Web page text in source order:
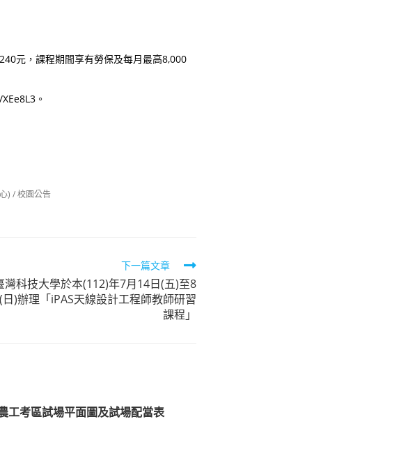
元，課程期間享有勞保及每月最高8,000
。
) /校園公告
下一篇文章
灣科技大學於本(112)年7月14日(五)至8
)辦理「iPAS天線設計工程師教師研習
課程」
工考區試場平面圖及試場配當表